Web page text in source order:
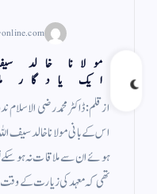
مولانا خالد
ایک یادگار
از قلم: ڈاکٹر محمد رضی الاسلام
اس کے بانی مولانا خالد سیف
ہوئے ان سے ملاقات نہ ہوسکے
تھی کہ معہد کی زیارت کے وقت